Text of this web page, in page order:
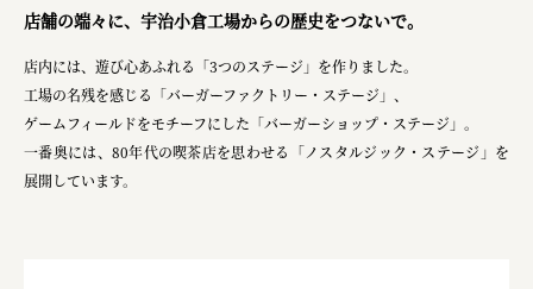
店舗の端々に、宇治小倉工場からの歴史をつないで。
店内には、遊び心あふれる「3つのステージ」を作りました。
工場の名残を感じる「バーガーファクトリー・ステージ」、
ゲームフィールドをモチーフにした「バーガーショップ・ステージ」。
一番奥には、80年代の喫茶店を思わせる「ノスタルジック・ステージ」を
展開しています。